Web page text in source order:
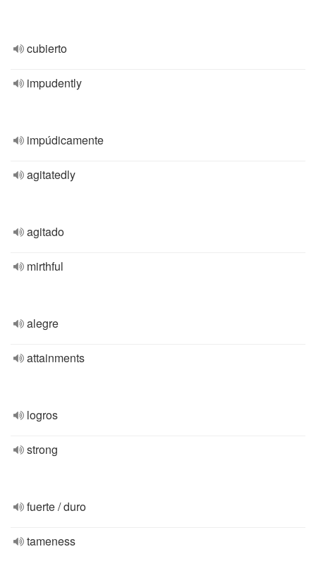
cubierto
impudently
impúdicamente
agitatedly
agitado
mirthful
alegre
attainments
logros
strong
fuerte / duro
tameness